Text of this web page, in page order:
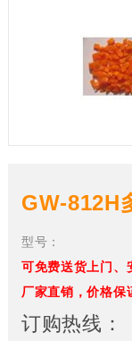
GW-812H
型号：
可免费送货上门、
厂家直销，价格保
订购热线：